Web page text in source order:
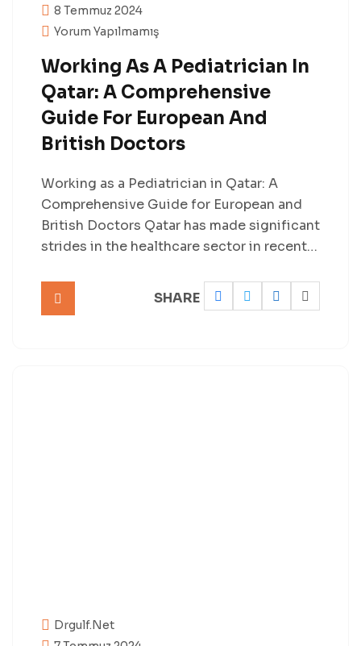
8 Temmuz 2024
Yorum Yapılmamış
Working As A Pediatrician In
Qatar: A Comprehensive
Guide For European And
British Doctors
Working as a Pediatrician in Qatar: A
Comprehensive Guide for European and
British Doctors Qatar has made significant
strides in the healthcare sector in recent…
SHARE
Drgulf.net